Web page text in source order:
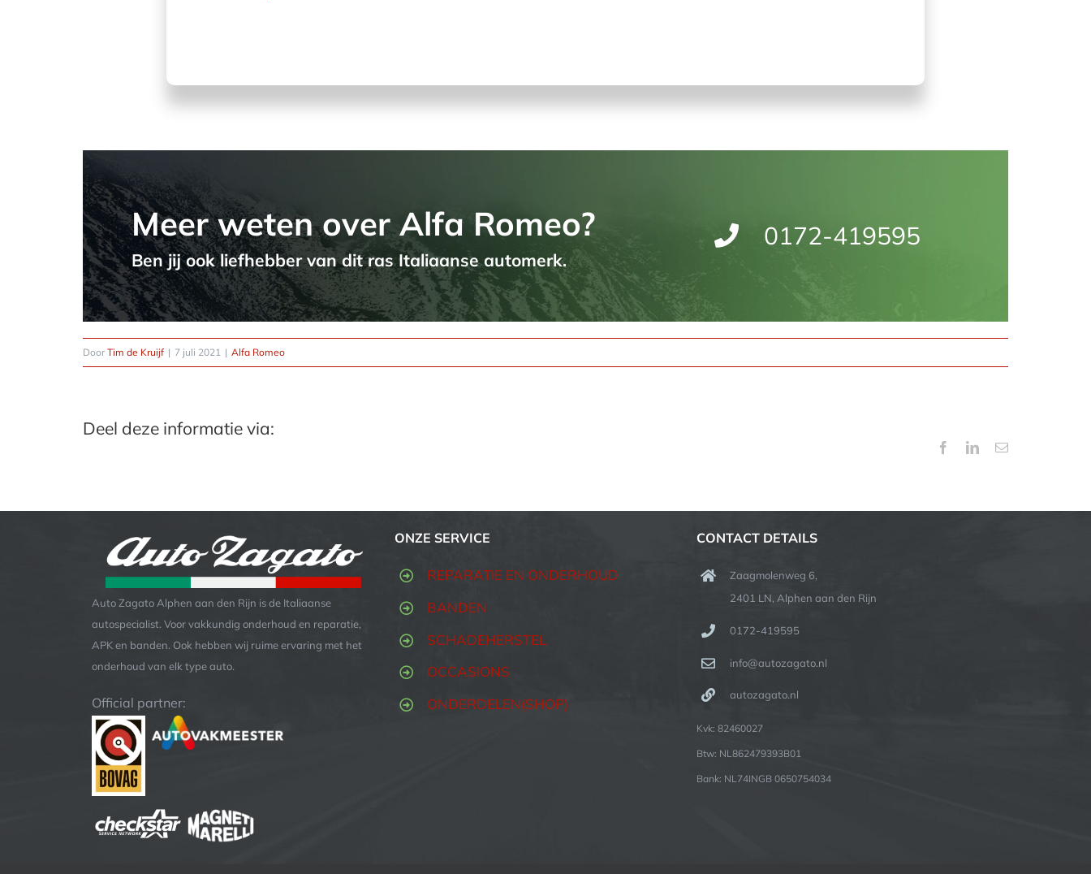
Meer weten over Alfa Romeo?
Ben jij ook liefhebber van dit ras Italiaanse automerk.
0172-419595
DoorTim de Kruijf | 7 juli 2021 | Alfa Romeo
Deel deze informatie via:
FacebookLinkedIn
E-
Auto Zagato Alphen aan den Rijn is de Italiaanse
autospecialist. Voor vakkundig onderhoud en reparatie,
APK en banden. Ook hebben wij ruime ervaring met het
onderhoud van elk type auto.
Official partner:
ONZE SERVICE
REPARATIE EN ONDERHOUD
BANDEN
SCHADEHERSTEL
OCCASIONS
ONDERDELEN(SHOP)
CONTACT DETAILS
Zaagmolenweg 6,
2401 LN, Alphen aan den Rijn
0172-419595
info@autozagato.nl
autozagato.nl
Kvk: 82460027
Btw: NL862479393B01
Bank: NL74INGB 0650754034